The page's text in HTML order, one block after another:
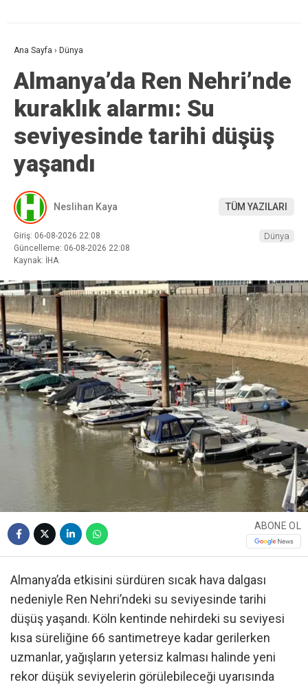
Ana Sayfa › Dünya
Almanya’da Ren Nehri’nde
kuraklık alarmı: Su
seviyesinde tarihi düşüş
yaşandı
Neslihan Kaya TÜM YAZILARI
Giriş: 06-08-2026 22:08
Güncelleme: 06-08-2026 22:08
Kaynak: İHA
Dünya
ABONE OL
Almanya’da etkisini sürdüren sıcak hava dalgası
nedeniyle Ren Nehri’ndeki su seviyesinde tarihi
düşüş yaşandı. Köln kentinde nehirdeki su seviyesi
kısa süreliğine 66 santimetreye kadar gerilerken
uzmanlar, yağışların yetersiz kalması halinde yeni
rekor düşük seviyelerin görülebileceği uyarısında